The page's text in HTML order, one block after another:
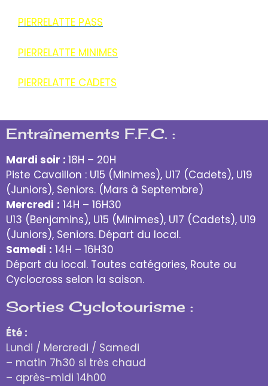
PIERRELATTE PASS
PIERRELATTE MINIMES
PIERRELATTE CADETS
Entraînements F.F.C. :
Mardi soir : 18H – 20H
Piste Cavaillon : U15 (Minimes), U17 (Cadets), U19
(Juniors), Seniors. (Mars à Septembre)
Mercredi : 14H – 16H30
U13 (Benjamins), U15 (Minimes), U17 (Cadets), U19
(Juniors), Seniors. Départ du local.
Samedi : 14H – 16H30
Départ du local. Toutes catégories, Route ou
Cyclocross selon la saison.
Sorties Cyclotourisme :
Été :
Lundi / Mercredi / Samedi
– matin 7h30 si très chaud
– après-midi 14h00